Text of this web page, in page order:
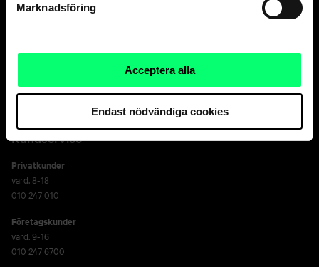
Marknadsföring
Acceptera alla
Endast nödvändiga cookies
Den goda banken.
Och suveräna
kapitalförvaltaren.
Kundservice
Privatkunder
vard. 8-18
010 247 010
Företagskunder
vard. 9-16
010 247 6700